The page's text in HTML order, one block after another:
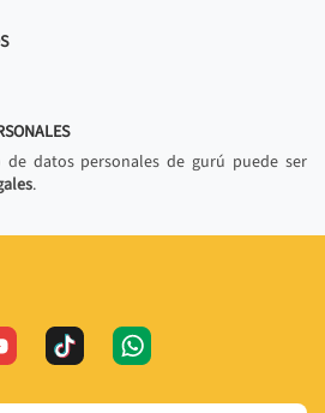
datos personales de gurú puede ser
.